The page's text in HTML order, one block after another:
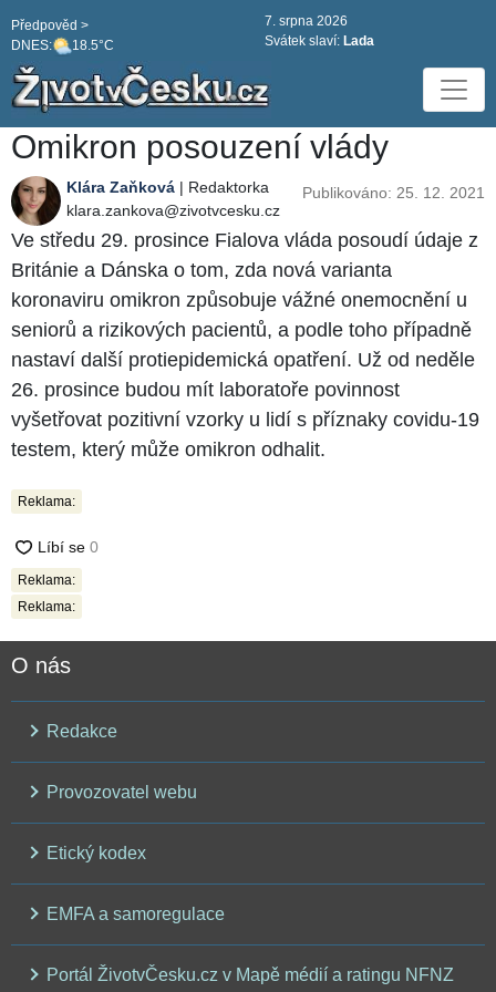
DNES: 18.5°C
Předpověd >
7. srpna 2026
Svátek slaví: Lada
Omikron posouzení vlády
Klára Zaňková | Redaktorka
klara.zankova@zivotvcesku.cz
Publikováno: 25. 12. 2021
Ve středu 29. prosince Fialova vláda posoudí údaje z
Británie a Dánska o tom, zda nová varianta
koronaviru omikron způsobuje vážné onemocnění u
seniorů a rizikových pacientů, a podle toho případně
nastaví další protiepidemická opatření. Už od neděle
26. prosince budou mít laboratoře povinnost
vyšetřovat pozitivní vzorky u lidí s příznaky covidu-19
testem, který může omikron odhalit.
Reklama:
Reklama:
Reklama:
O nás
Redakce
Provozovatel webu
Etický kodex
EMFA a samoregulace
Portál ŽivotvČesku.cz v Mapě médií a ratingu NFNZ